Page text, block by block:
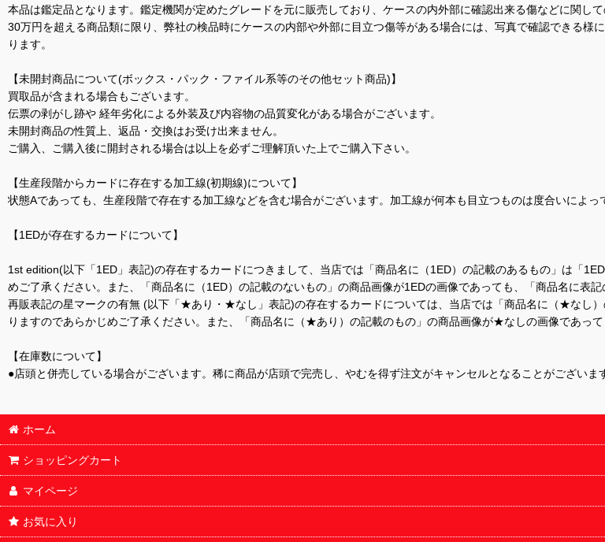
本品は鑑定品となります。鑑定機関が定めたグレードを元に販売しており、ケースの内外部に確認出来る傷などに関し
30万円を超える商品類に限り、弊社の検品時にケースの内部や外部に目立つ傷等がある場合には、写真で確認できる
ります。
【未開封商品について(ボックス・パック・ファイル系等のその他セット商品)】
買取品が含まれる場合もございます。
伝票の剥がし跡や 経年劣化による外装及び内容物の品質変化がある場合がございます。
未開封商品の性質上、返品・交換はお受け出来ません。
ご購入、ご購入後に開封される場合は以上を必ずご理解頂いた上でご購入下さい。
【生産段階からカードに存在する加工線(初期線)について】
状態Aであっても、生産段階で存在する加工線などを含む場合がございます。加工線が何本も目立つものは度合いによっ
【1EDが存在するカードについて】
1st edition(以下「1ED」表記)の存在するカードにつきまして、当店では「商品名に（1ED）の記載のあるもの」は「
めご了承ください。また、「商品名に（1ED）の記載のないもの」の商品画像が1EDの画像であっても、「商品名に表
再販表記の星マークの有無 (以下「★あり・★なし」表記)の存在するカードについては、当店では「商品名に（★なし
りますのであらかじめご了承ください。また、「商品名に（★あり）の記載のもの」の商品画像が★なしの画像であっ
【在庫数について】
●店頭と併売している場合がございます。稀に商品が店頭で完売し、やむを得ず注文がキャンセルとなることがございま
ホーム
ショッピングカート
マイページ
お気に入り